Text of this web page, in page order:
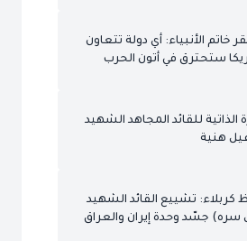
خاتم الأنبياء: أي دولة تتعاون
ستحترق في أتون الحرب
الذاتية للقائد المجاهد الشهيد
هنية
كربلاء: تشييع القائد الشهيد
جسّد وحدة إيران والعراق